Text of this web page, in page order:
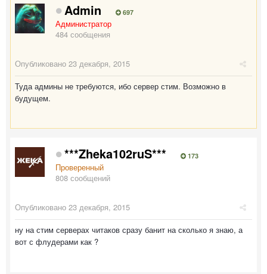
Admin 697
Администратор
484 сообщения
Опубликовано 23 декабря, 2015
Туда админы не требуются, ибо сервер стим. Возможно в
будущем.
***Zheka102ruS*** 173
Проверенный
808 сообщений
Опубликовано 23 декабря, 2015
ну на стим серверах читаков сразу банит на сколько я знаю, а
вот с флудерами как ?